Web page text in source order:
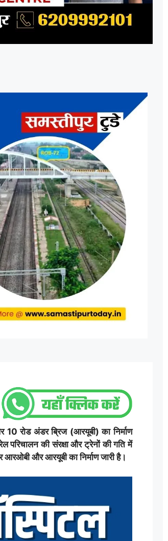
रोड अंडर ब्रिज (आरयूबी) का निर्माण
की संरक्षा और ट्रेनों की गति में
और आरयूबी का निर्माण जारी है।